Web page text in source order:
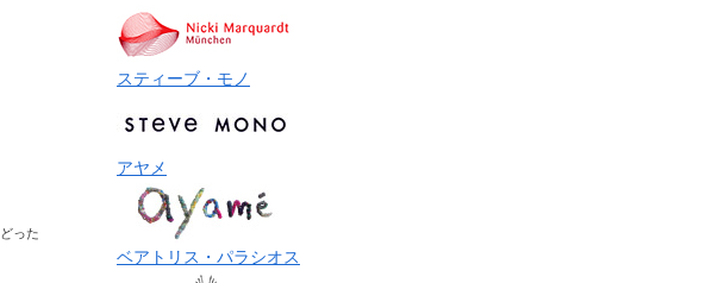
った
スティーブ・モノ
アヤメ
ベアトリス・パラシオス